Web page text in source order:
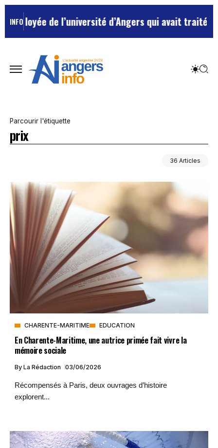
INFO
l’université d’Angers qui avait traité ses chefs de
Parcourir l'étiquette
prix
36 Articles
CHARENTE-MARITIME EDUCATION
En Charente-Maritime, une autrice primée fait vivre la
mémoire sociale
By La Rédaction 03/06/2026
Récompensés à Paris, deux ouvrages d’histoire
explorent...